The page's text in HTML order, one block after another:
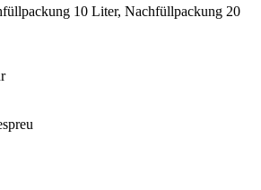
10 Liter, Nachfüllpackung 20